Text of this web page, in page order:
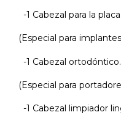
-1 Cabezal para la placa.
(Especial para
-1 Cabezal ortodóntico.
(Especial para
-1 Cabezal limpiador